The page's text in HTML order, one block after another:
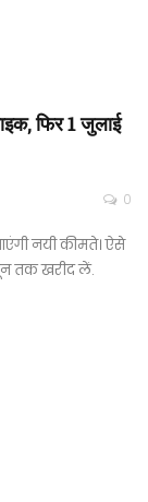
फिर 1 जुलाई
0
नयी कीमते। ऐसे
तक खरीद लें.